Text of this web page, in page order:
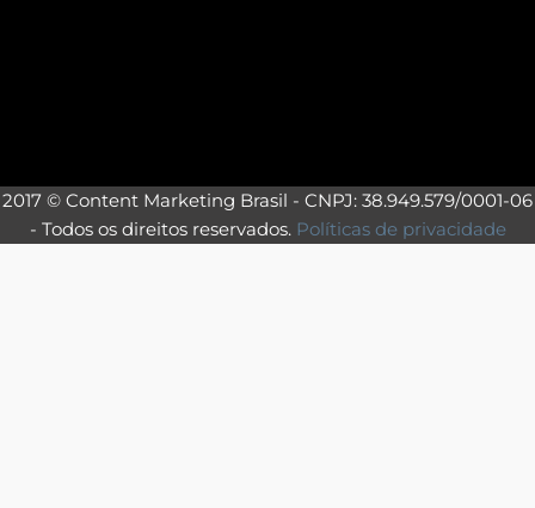
2017 © Content Marketing Brasil - CNPJ: 38.949.579/0001-06
- Todos os direitos reservados. Políticas de privacidade